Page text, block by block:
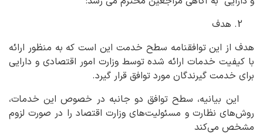
هدف از این توافقنامه سطح خدمت این است که به منظور ارائه
با کیفیت خدمات ارائه شده توسط وزارت امور اقتصادی و دارایی
برای خدمت گیرندگان مورد توافق قرار گیرد.
این بیانیه، سطح توافق دو جانبه در خصوص این خدمات،
روش‌های نظارت و مسئولیت‌های وزارت اقتصاد را در صورت لزوم
مشخص می‌کند